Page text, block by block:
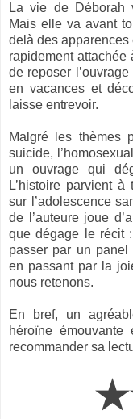
La vie de Déborah
Mais elle va avant
delà des apparences
rapidement attachée
de reposer
en vacances et
laisse entrevoir.
Malgré les thèmes
suicide,
un ouvrage qui
L’histoire parvient
sur l’adolescence
de l’auteure joue
que dégage le récit
passer par un panel
en passant par la
nous retenons.
En bref, un
héroïne
recommander sa